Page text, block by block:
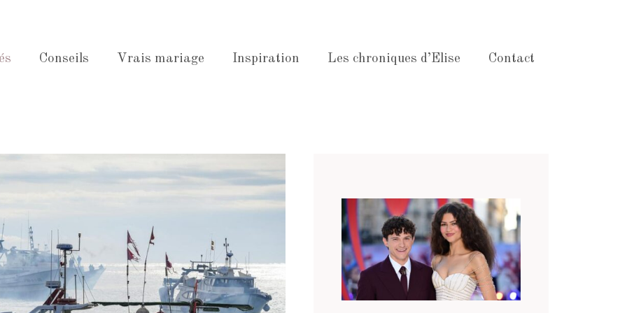
Conseils Vrais mariage Inspiration Les chroniques d’Elise Contact